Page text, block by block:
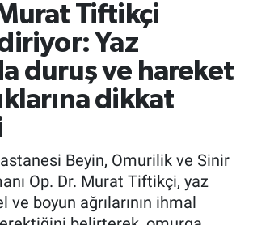
Tiftikçi
Yaz
duruş ve hareket
dikkat
Beyin, Omurilik ve Sinir
Op. Dr. Murat Tiftikçi, yaz
ve boyun ağrılarının ihmal